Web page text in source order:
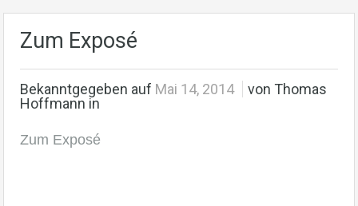
Zum Exposé
Bekanntgegeben auf Mai 14, 2014
von Thomas
Hoffmann in
Zum Exposé